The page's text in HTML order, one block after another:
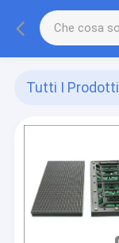
Tutti I Prodotti